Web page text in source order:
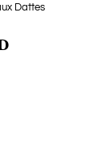
Dattes